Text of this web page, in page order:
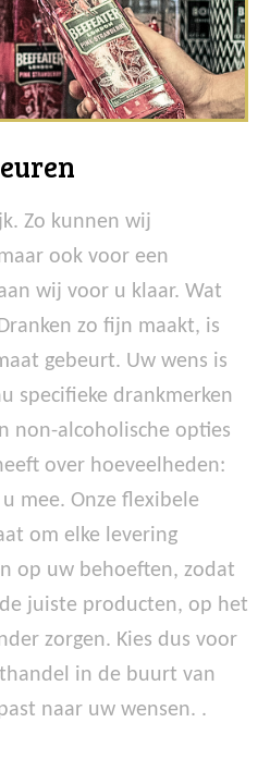
Zo kunnen wij
ook voor een
wij voor u klaar. Wat
zo fijn maakt, is
gebeurt. Uw wens is
specifieke drankmerken
non-alcoholische opties
over hoeveelheden:
mee. Onze flexibele
om elke levering
op uw behoeften, zodat
juiste producten, op het
zorgen. Kies dus voor
in de buurt van
naar uw wensen. .